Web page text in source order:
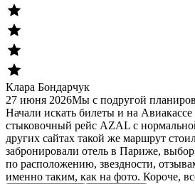
Клара Бондарчук
27 июня 2026Мы с подругой
Начали искать билеты и на
стыковочный рейс AZAL с
других сайтах такой же маршрут
забронировали отель в Париже,
по расположению, звездности,
именно таким, как на фото. Короче,